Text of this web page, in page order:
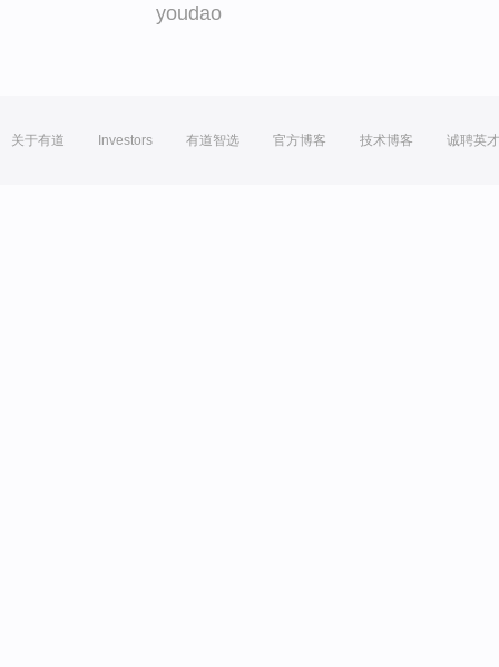
youdao
关于有道 Investors 有道智选 官方博客 技术博客 诚聘英才